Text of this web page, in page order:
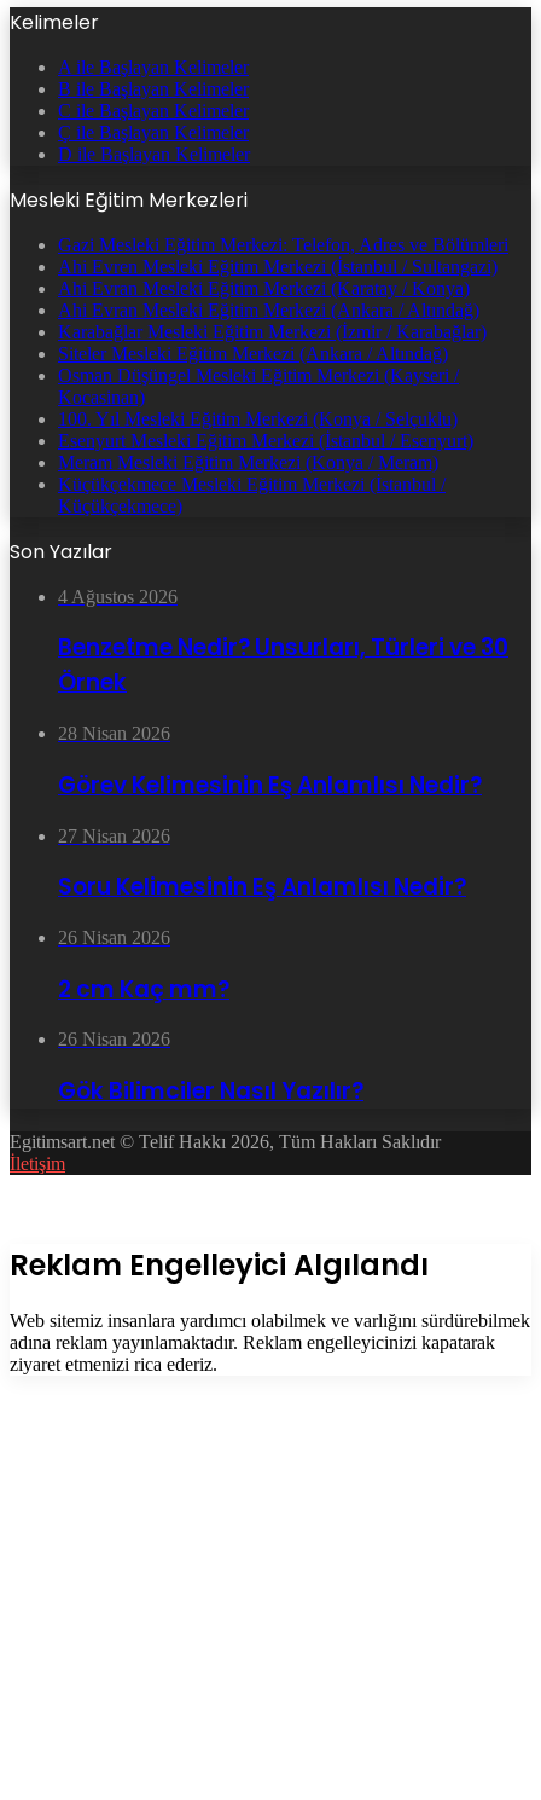
Kelimeler
A ile Başlayan Kelimeler
B ile Başlayan Kelimeler
C ile Başlayan Kelimeler
Ç ile Başlayan Kelimeler
D ile Başlayan Kelimeler
Mesleki Eğitim Merkezleri
Gazi Mesleki Eğitim Merkezi: Telefon, Adres ve Bölümleri
Ahi Evren Mesleki Eğitim Merkezi (İstanbul / Sultangazi)
Ahi Evran Mesleki Eğitim Merkezi (Karatay / Konya)
Ahi Evran Mesleki Eğitim Merkezi (Ankara / Altındağ)
Karabağlar Mesleki Eğitim Merkezi (İzmir / Karabağlar)
Siteler Mesleki Eğitim Merkezi (Ankara / Altındağ)
Osman Düşüngel Mesleki Eğitim Merkezi (Kayseri /
Kocasinan)
100. Yıl Mesleki Eğitim Merkezi (Konya / Selçuklu)
Esenyurt Mesleki Eğitim Merkezi (İstanbul / Esenyurt)
Meram Mesleki Eğitim Merkezi (Konya / Meram)
Küçükçekmece Mesleki Eğitim Merkezi (İstanbul /
Küçükçekmece)
Son Yazılar
4 Ağustos 2026
Benzetme Nedir? Unsurları, Türleri ve 30
Örnek
28 Nisan 2026
Görev Kelimesinin Eş Anlamlısı Nedir?
27 Nisan 2026
Soru Kelimesinin Eş Anlamlısı Nedir?
26 Nisan 2026
2 cm Kaç mm?
26 Nisan 2026
Gök Bilimciler Nasıl Yazılır?
Egitimsart.net © Telif Hakkı 2026, Tüm Hakları Saklıdır
İletişim
Kapalı
Reklam Engelleyici Algılandı
Web sitemiz insanlara yardımcı olabilmek ve varlığını sürdürebilmek
adına reklam yayınlamaktadır. Reklam engelleyicinizi kapatarak
ziyaret etmenizi rica ederiz.